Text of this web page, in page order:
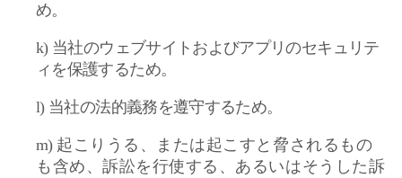
め。
k) 当社のウェブサイトおよびアプリのセキュリテ
ィを保護するため。
l) 当社の法的義務を遵守するため。
m) 起こりうる、または起こすと脅されるもの
も含め、訴訟を行使する、あるいはそうした訴